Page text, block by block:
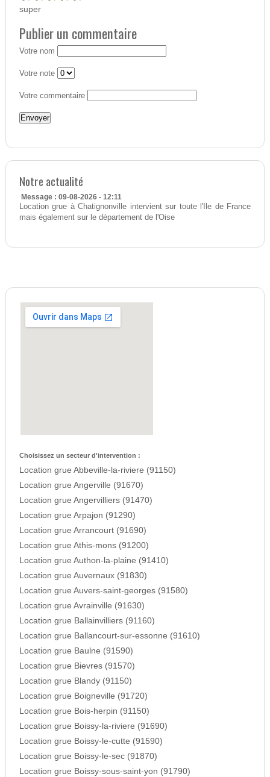
super
Publier un commentaire
Votre nom
Votre note
Votre commentaire
Notre actualité
Message : 09-08-2026 - 12:11
Location grue à Chatignonville intervient sur toute l'Ile de France
mais également sur le département de l'Oise
Choisissez un secteur d'intervention :
Location grue Abbeville-la-riviere (91150)
Location grue Angerville (91670)
Location grue Angervilliers (91470)
Location grue Arpajon (91290)
Location grue Arrancourt (91690)
Location grue Athis-mons (91200)
Location grue Authon-la-plaine (91410)
Location grue Auvernaux (91830)
Location grue Auvers-saint-georges (91580)
Location grue Avrainville (91630)
Location grue Ballainvilliers (91160)
Location grue Ballancourt-sur-essonne (91610)
Location grue Baulne (91590)
Location grue Bievres (91570)
Location grue Blandy (91150)
Location grue Boigneville (91720)
Location grue Bois-herpin (91150)
Location grue Boissy-la-riviere (91690)
Location grue Boissy-le-cutte (91590)
Location grue Boissy-le-sec (91870)
Location grue Boissy-sous-saint-yon (91790)